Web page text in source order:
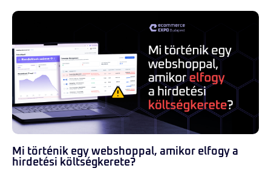
Mi történik egy webshoppal, amikor elfogy a
hirdetési költségkerete?